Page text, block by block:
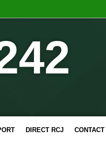
DIRECT RCJ CONTACT